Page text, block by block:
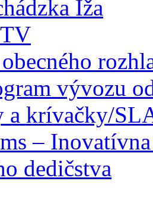
Iža
vývozu
a krívačky/
–
dedičstva